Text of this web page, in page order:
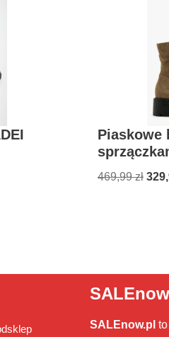
Piaskowe
469,99zł
SALEnow.pl